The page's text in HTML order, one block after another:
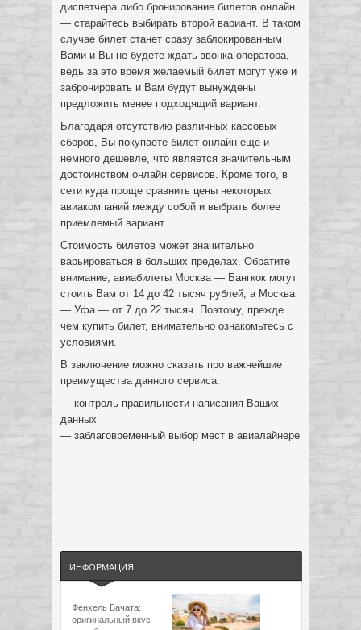
диспетчера либо бронирование билетов онлайн
— старайтесь выбирать второй вариант. В таком
случае билет станет сразу заблокированным
Вами и Вы не будете ждать звонка оператора,
ведь за это время желаемый билет могут уже и
забронировать и Вам будут вынуждены
предложить менее подходящий вариант.
Благодаря отсутствию различных кассовых
сборов, Вы покупаете билет онлайн ещё и
немного дешевле, что является значительным
достоинством онлайн сервисов. Кроме того, в
сети куда проще сравнить цены некоторых
авиакомпаний между собой и выбрать более
приемлемый вариант.
Стоимость билетов может значительно
варьироваться в больших пределах. Обратите
внимание, авиабилеты Москва — Бангкок могут
стоить Вам от 14 до 42 тысяч рублей, а Москва
— Уфа — от 7 до 22 тысяч. Поэтому, прежде
чем купить билет, внимательно ознакомьтесь с
условиями.
В заключение можно сказать про важнейшие
преимущества данного сервиса:
— контроль правильности написания Ваших
данных
— заблаговременный выбор мест в авиалайнере
ИНФОРМАЦИЯ
Фенхель Бачата:
оригинальный вкус